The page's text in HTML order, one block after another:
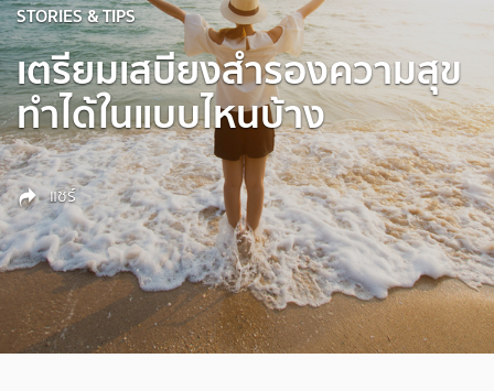
STORIES & TIPS
เตรียมเสบียงสำรองความสุข
ทำได้ในแบบไหนบ้าง
แชร์